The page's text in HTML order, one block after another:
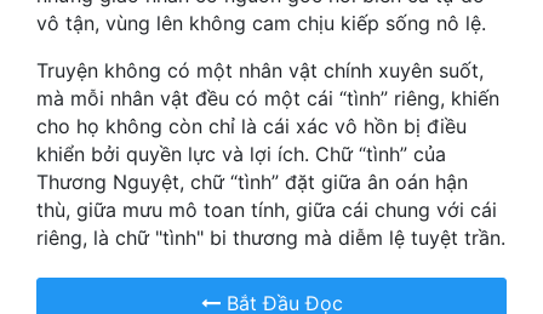
Sủng
Thanh Xuân
Tiên Hiệp
Tiểu Thuyết
vô tận, vùng lên không cam chịu kiếp sống nô lệ.
Truyện không có một nhân vật chính xuyên suốt,
mà mỗi nhân vật đều có một cái “tình” riêng, khiến
cho họ không còn chỉ là cái xác vô hồn bị điều
khiển bởi quyền lực và lợi ích. Chữ “tình” của
Thương Nguyệt, chữ “tình” đặt giữa ân oán hận
thù, giữa mưu mô toan tính, giữa cái chung với cái
riêng, là chữ "tình" bi thương mà diễm lệ tuyệt trần.
Bắt Đầu Đọc